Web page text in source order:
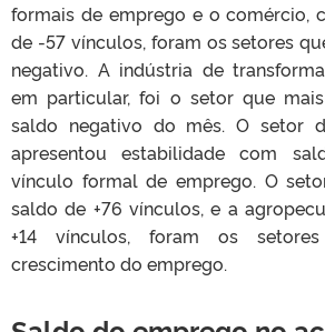
formais de emprego e o comércio,
de -57 vínculos, foram os setores
negativo. A indústria de
em particular, foi o setor que
saldo negativo do mês. O setor
apresentou estabilidade com
vínculo formal de emprego. O
saldo de +76 vínculos, e a
+14 vínculos, foram os
crescimento do emprego.